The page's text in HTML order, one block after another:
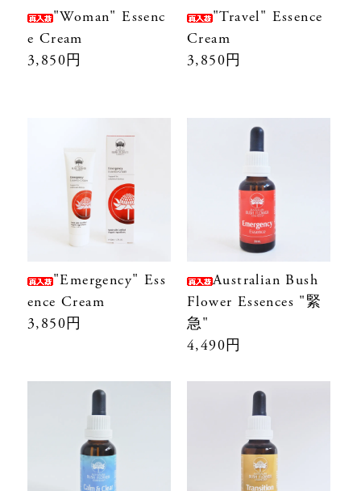
"Woman" Essenc
e Cream
3,850円
"Travel" Essence
Cream
3,850円
"Emergency" Ess
ence Cream
3,850円
Australian Bush
Flower Essences "緊
急"
4,490円